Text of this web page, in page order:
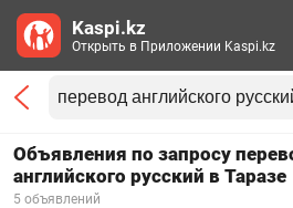
Объявления по запросу
английского русский в Таразе
5 объявлений
Kaspi.kz
Открыть в Приложении Kaspi.kz